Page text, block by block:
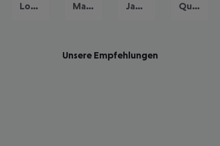
Long Island Manhattan Jamaica Queens
Unsere Empfehlungen